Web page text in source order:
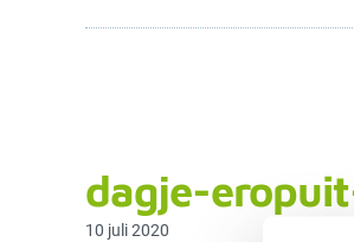
dagje-
10 juli 2020